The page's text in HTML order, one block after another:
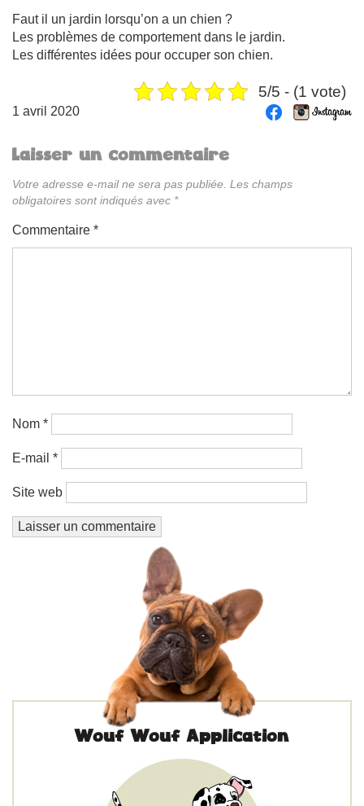
Faut il un jardin lorsqu’on a un chien ?
Les problèmes de comportement dans le jardin.
Les différentes idées pour occuper son chien.
5/5 - (1 vote)
1 avril 2020
Laisser un commentaire
Votre adresse e-mail ne sera pas publiée. Les champs
obligatoires sont indiqués avec *
Commentaire *
Nom *
E-mail *
Site web
Wouf Wouf Application